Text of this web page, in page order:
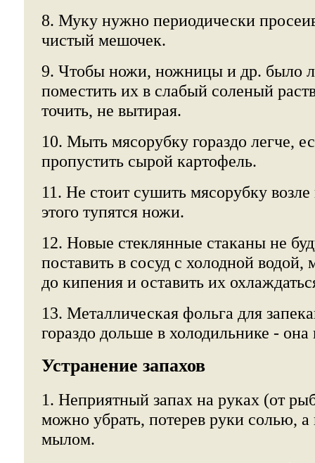
8. Муку нужно периодически
чистый мешочек.
9. Чтобы ножи, ножницы и др. было
поместить их в слабый соленый
точить, не вытирая.
10. Мыть мясорубку гораздо легче,
пропустить сырой картофель.
11. Не стоит сушить мясорубку
этого тупятся ножи.
12. Новые стеклянные стаканы не
поставить в сосуд с холодной водой,
до кипения и оставить их
13. Металлическая фольга для
гораздо дольше в холодильнике - она
Устранение запахов
1. Неприятный запах на руках (от
можно убрать, потерев руки солью,
мылом.